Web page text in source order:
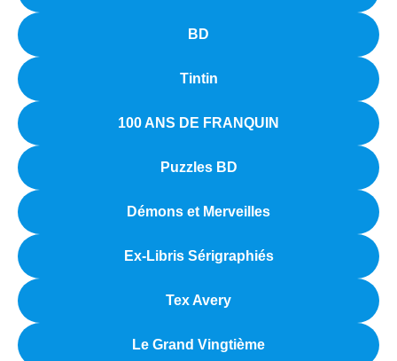
BD
Tintin
100 ANS DE FRANQUIN
Puzzles BD
Démons et Merveilles
Ex-Libris Sérigraphiés
Tex Avery
Le Grand Vingtième